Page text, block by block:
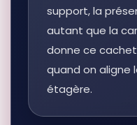
support, la
autant que la
donne ce
quand on aligne
étagère.